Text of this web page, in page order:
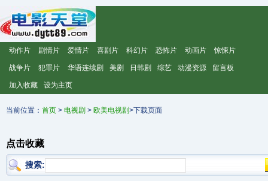
动作片 剧情片 爱情片 喜剧片 科幻片 恐怖片 动画片 惊悚片
战争片 犯罪片 华语连续剧 美剧 日韩剧 综艺 动漫资源 留言板
加入收藏 设为主页
当前位置： 首页 > 电视剧 > 欧美电视剧>下载页面
点击收藏
搜索: